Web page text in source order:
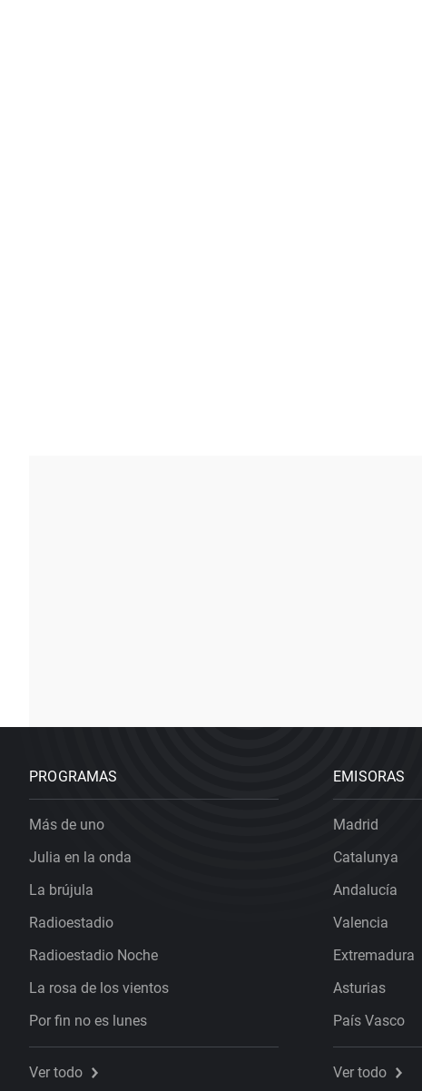
PROGRAMAS
Más de uno
Julia en la onda
La brújula
Radioestadio
Radioestadio Noche
La rosa de los vientos
Por fin no es lunes
Ver todo
EMISORAS
Madrid
Catalunya
Andalucía
Valencia
Extremadura
Asturias
País Vasco
Ver todo